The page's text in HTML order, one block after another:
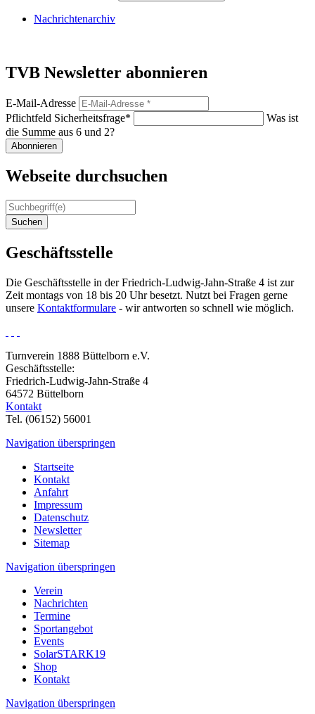
Nachrichtenarchiv
TVB Newsletter abonnieren
E-Mail-Adresse
Pflichtfeld Sicherheitsfrage*
Was ist
die Summe aus 6 und 2?
Abonnieren
Webseite durchsuchen
Suchen
Geschäftsstelle
Die Geschäftsstelle in der Friedrich-Ludwig-Jahn-Straße 4 ist zur
Zeit montags von 18 bis 20 Uhr besetzt. Nutzt bei Fragen gerne
unsere Kontaktformulare - wir antworten so schnell wie möglich.
Turnverein 1888 Büttelborn e.V.
Geschäftsstelle:
Friedrich-Ludwig-Jahn-Straße 4
64572 Büttelborn
Kontakt
Tel. (06152) 56001
Navigation überspringen
Startseite
Kontakt
Anfahrt
Impressum
Datenschutz
Newsletter
Sitemap
Navigation überspringen
Verein
Nachrichten
Termine
Sportangebot
Events
SolarSTARK19
Shop
Kontakt
Navigation überspringen